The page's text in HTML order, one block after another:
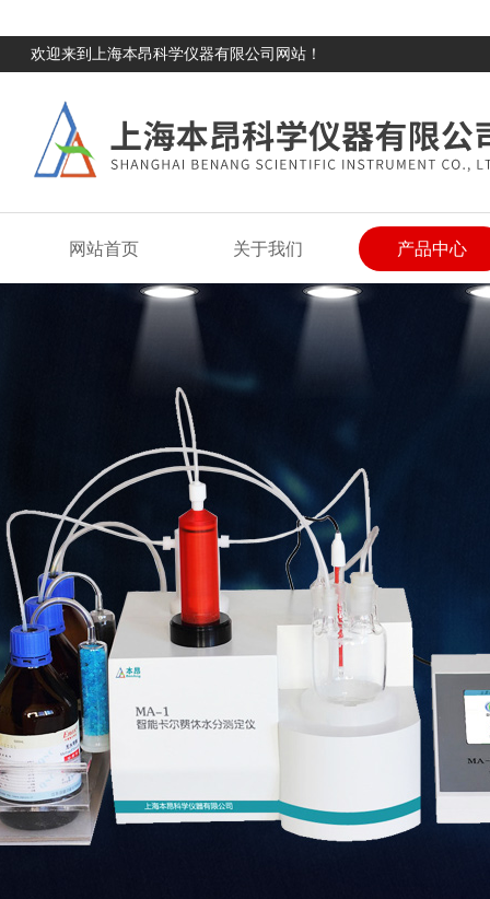
欢迎来到上海本昂科学仪器有限公司网站！
网站首页 关于我们 产品中心